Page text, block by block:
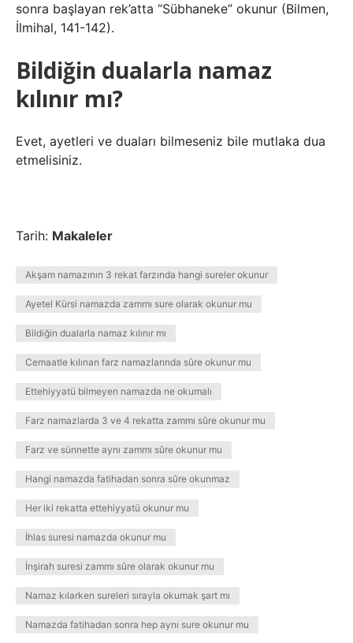
sonra başlayan rek’atta “Sübhaneke” okunur (Bilmen,
İlmihal, 141-142).
Bildiğin dualarla namaz
kılınır mı?
Evet, ayetleri ve duaları bilmeseniz bile mutlaka dua
etmelisiniz.
Tarih: Makaleler
Akşam namazının 3 rekat farzında hangi sureler okunur
Ayetel Kürsi namazda zammı sure olarak okunur mu
Bildiğin dualarla namaz kılınır mı
Cemaatle kılınan farz namazlarında sûre okunur mu
Ettehiyyatü bilmeyen namazda ne okumalı
Farz namazlarda 3 ve 4 rekatta zammı sûre okunur mu
Farz ve sünnette aynı zammı sûre okunur mu
Hangi namazda fatihadan sonra sûre okunmaz
Her iki rekatta ettehiyyatü okunur mu
İhlas suresi namazda okunur mu
İnşirah suresi zammı sûre olarak okunur mu
Namaz kılarken sureleri sırayla okumak şart mı
Namazda fatihadan sonra hep aynı sure okunur mu